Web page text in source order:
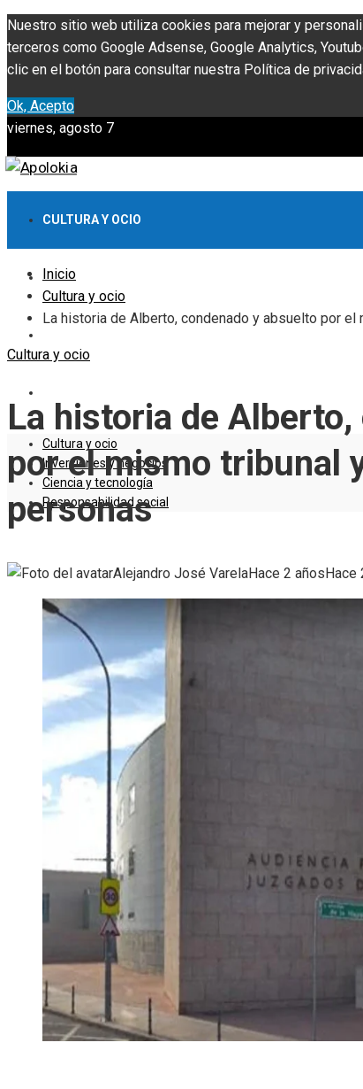
Nuestro sitio web utiliza cookies para mejorar y
terceros como Google Adsense, Google Analytics,
clic en el botón para consultar nuestra Política de
Ok, Acepto
viernes, agosto 7
CULTURA Y OCIO
INVERSIONES Y NEGOCIOS
Cultura y ocio
Inversiones y negocios
Ciencia y tecnología
Responsabilidad social
Inicio
Cultura y ocio
La historia de Alberto, condenado y absuelto por
Cultura y ocio
La historia de
por el mismo tribunal
personas
Alejandro José VarelaHace 2 años Hace